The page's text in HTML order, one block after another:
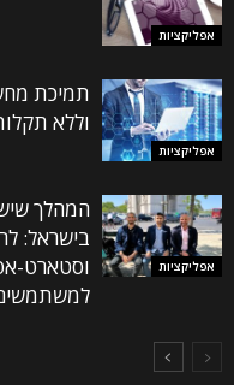
אפליקציות
אפליקציות
תמיכת
וללא
אפליקציות
המהלך